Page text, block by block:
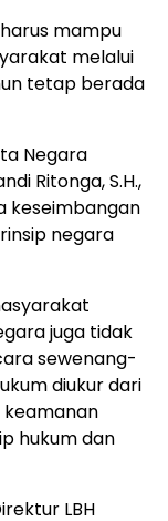
mampu
melalui
tetap berada
Negara
Ritonga, S.H.,
keseimbangan
negara
juga tidak
sewenang-
diukur dari
hukum dan
LBH